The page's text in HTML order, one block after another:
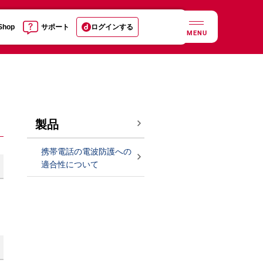
サポート ログインする
MENU
製品
携帯電話の電波防護への
適合性について